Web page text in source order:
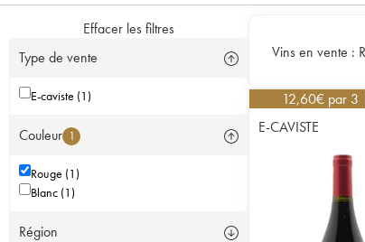
Effacer les filtres
Type de vente
E-caviste (1)
Couleur 1
Rouge (1)
Blanc (1)
Région
Vins en vente :
12,60€ par 3
E-CAVISTE